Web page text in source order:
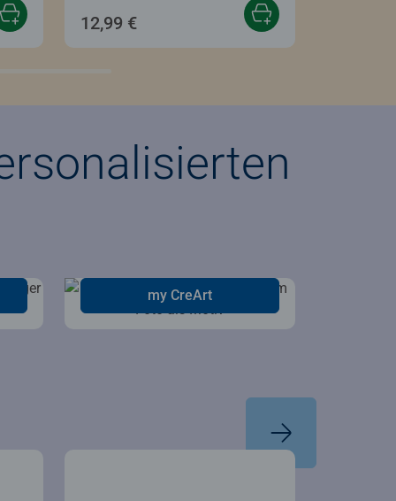
12,99 €
my CreArt